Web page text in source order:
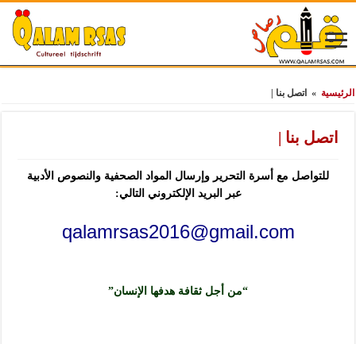
الرئيسية » اتصل بنا |
اتصل بنا |
للتواصل مع أسرة التحرير وإرسال المواد الصحفية والنصوص الأدبية
عبر البريد الإلكتروني التالي:
qalamrsas2016@gmail.com
“من أجل ثقافة هدفها الإنسان”